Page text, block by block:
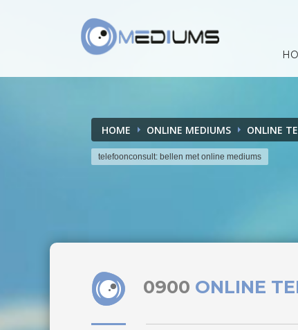
HOME ONLINE MEDIUMS ONLINE
telefoonconsult: bellen met online mediums
0900 ONLINE